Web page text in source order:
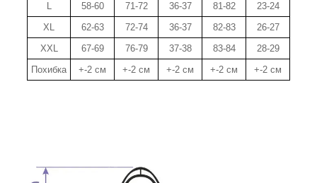
L
58-60 71-72 36-37 81-82
23-24
XL
62-63 72-74 36-37 82-83
26-27
XXL
67-69 76-79 37-38 83-84
28-29
Похибка
+-2 см +-2 см +-2 см +-2 см +-2 см